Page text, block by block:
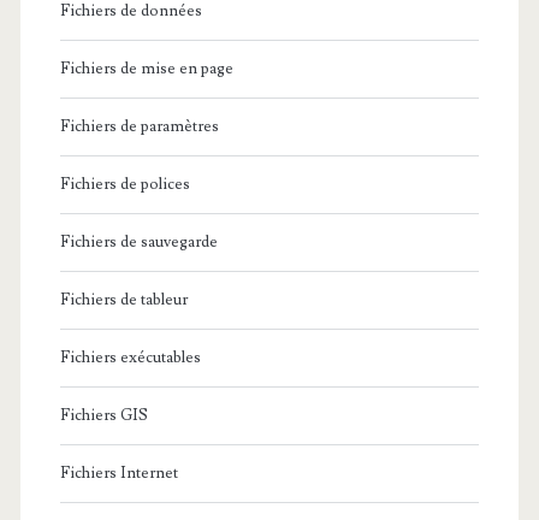
Fichiers de données
Fichiers de mise en page
Fichiers de paramètres
Fichiers de polices
Fichiers de sauvegarde
Fichiers de tableur
Fichiers exécutables
Fichiers GIS
Fichiers Internet